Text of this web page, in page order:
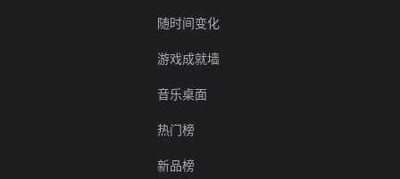
随时间变化
游戏成就墙
音乐桌面
热门榜
新品榜